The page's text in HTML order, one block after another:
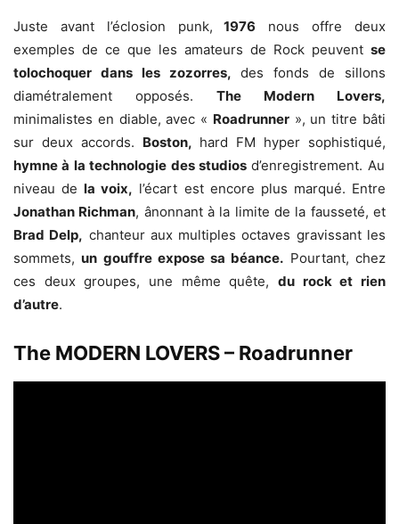
Juste avant l’éclosion punk, 1976 nous offre deux
exemples de ce que les amateurs de Rock peuvent se
tolochoquer dans les zozorres, des fonds de sillons
diamétralement opposés. The Modern Lovers,
minimalistes en diable, avec « Roadrunner», un titre bâti
sur deux accords. Boston, hard FM hyper sophistiqué,
hymne à la technologie des studiosd’enregistrement. Au
niveau dela voix, l’écart est encore plus marqué. Entre
Jonathan Richman, ânonnant à la limite de la fausseté, et
Brad Delp, chanteur aux multiples octaves gravissant les
sommets,un gouffre expose sa béance. Pourtant, chez
ces deux groupes, une même quête, du rock et rien
d’autre.
The MODERN LOVERS – Roadrunner